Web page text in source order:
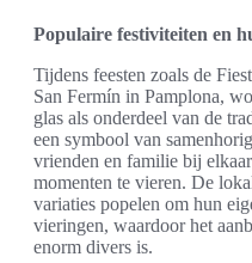
Populaire festiviteiten en
Tijdens feesten zoals de
San Fermín in Pamplona,
glas als onderdeel van de
een symbool van
vrienden en familie bij
momenten te vieren. De
variaties popelen om hun
vieringen, waardoor het
enorm divers is.